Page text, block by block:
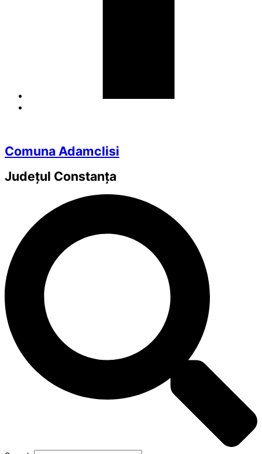
Comuna Adamclisi
Județul Constanța